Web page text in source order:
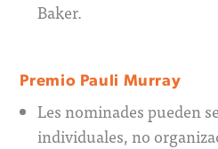
Baker.
Premio Pauli Murray
Les nominades pueden
individuales, no